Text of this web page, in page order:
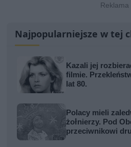
Najpopularniejsze w tej
Kazali jej
filmie.
lat 80.
Polacy mieli
żołnierzy. Pod
przeciwnikowi